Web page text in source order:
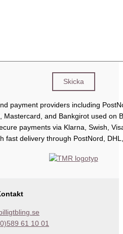
payments via Klarna, Swish,
fast delivery through PostNord,
61 10 01